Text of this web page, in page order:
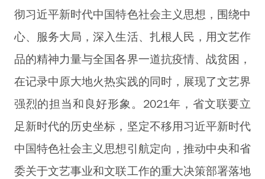
彻习近平新时代中国特色社会主义思想，围绕中
心、服务大局，深入生活、扎根人民，用文艺作
品的精神力量与全国各界一道抗疫情、战贫困，
在记录中原大地火热实践的同时，展现了文艺界
强烈的担当和良好形象。2021年，省文联要立
足新时代的历史坐标，坚定不移用习近平新时代
中国特色社会主义思想引航定向，推动中央和省
委关于文艺事业和文联工作的重大决策部署落地